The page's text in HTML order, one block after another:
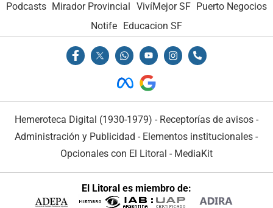
Podcasts Mirador Provincial VivíMejor SF Puerto Negocios
Notife
Educacion SF
Hemeroteca Digital (1930-1979) - Receptorías de avisos -
Administración y Publicidad - Elementos institucionales -
Opcionales con El Litoral - MediaKit
El Litoral es miembro de: